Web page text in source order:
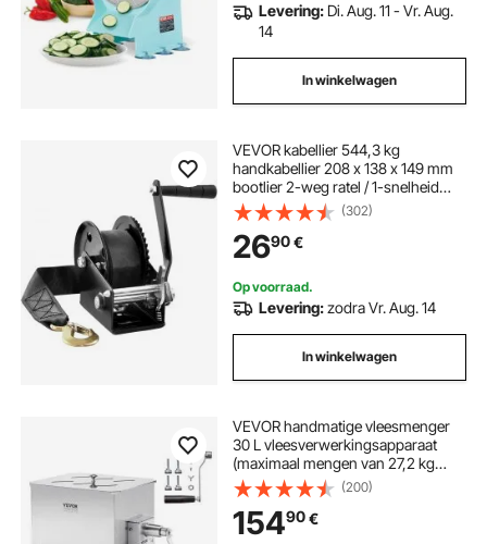
Levering: Di. Aug. 11 - Vr. Aug.
14
In winkelwagen
VEVOR kabellier 544,3 kg
handkabellier 208 x 138 x 149 mm
bootlier 2-weg ratel / 1-snelheid
handlier met ca. 7 m polyester band
riemlier met ergonomische
handgreep handkabellier voor
voertuigen en boten
(302)
2690€
Op voorraad.
Levering:zodra Vr. Aug. 14
In winkelwagen
VEVOR handmatige vleesmenger
30 L vleesverwerkingsapparaat
(maximaal mengen van 27,2 kg
vlees), roestvrijstalen vleesmenger,
worstmenger met reductiekast,
handmixer voor gehakt
(200)
15490€